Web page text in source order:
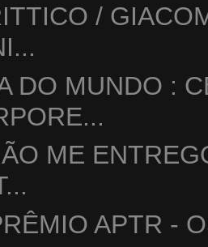
/
DO MUNDO :
ME
APTR -